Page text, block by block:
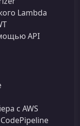
Lambda
API
с AWS